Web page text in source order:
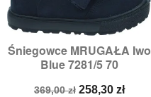
Śniegowce MRUGAŁA Iwo
Blue 7281/5 70
Cena
369,00 zł Cena
258,30 zł